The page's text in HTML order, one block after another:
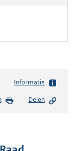
Informatie
Delen